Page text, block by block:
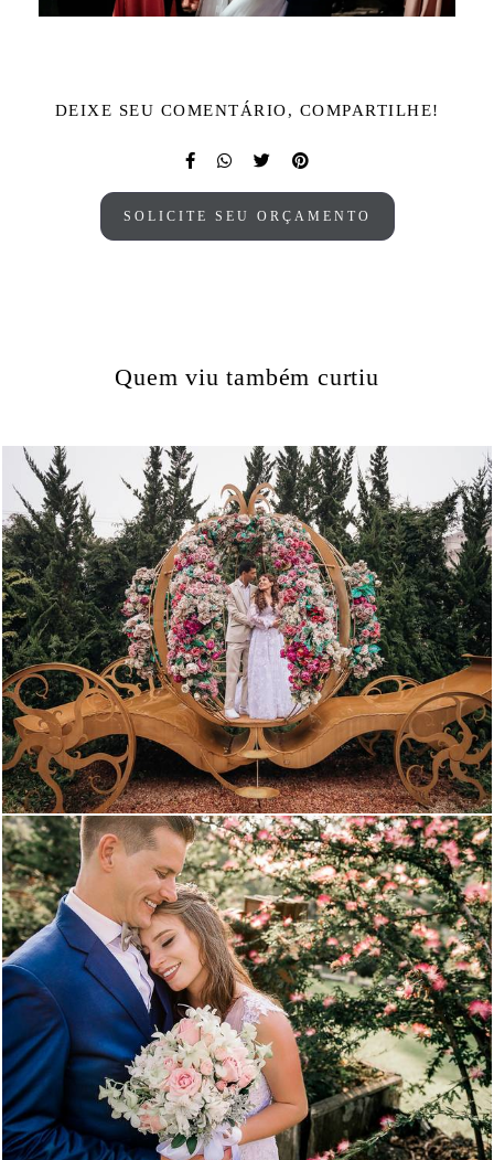
DEIXE SEU COMENTÁRIO, COMPARTILHE!
SOLICITE SEU ORÇAMENTO
Quem viu também curtiu
1334 0
3289 0